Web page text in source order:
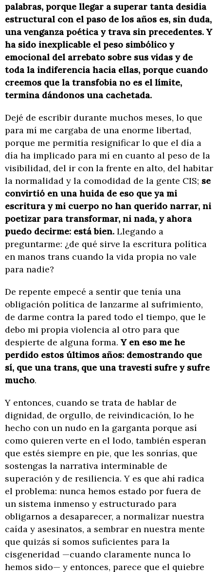
palabras, porque llegar a superar tanta desidia
estructural con el paso de los años es, sin duda,
una venganza poética y trava sin precedentes. Y
ha sido inexplicable el peso simbólico y
emocional del arrebato sobre sus vidas y de
toda la indiferencia hacia ellas, porque cuando
creemos que la transfobia no es el límite,
termina dándonos una cachetada.
Dejé de escribir durante muchos meses, lo que
para mí me cargaba de una enorme libertad,
porque me permitía resignificar lo que el día a
día ha implicado para mí en cuanto al peso de la
visibilidad, del ir con la frente en alto, del habitar
la normalidad y la comodidad de la gente CIS; se
convirtió en una huida de eso que ya mi
escritura y mi cuerpo no han querido narrar, ni
poetizar para transformar, ni nada, y ahora
puedo decirme: está bien. Llegando a
preguntarme: ¿de qué sirve la escritura política
en manos trans cuando la vida propia no vale
para nadie?
De repente empecé a sentir que tenía una
obligación política de lanzarme al sufrimiento,
de darme contra la pared todo el tiempo, que le
debo mi propia violencia al otro para que
despierte de alguna forma. Y en eso me he
perdido estos últimos años: demostrando que
sí, que una trans, que una travesti sufre y sufre
mucho.
Y entonces, cuando se trata de hablar de
dignidad, de orgullo, de reivindicación, lo he
hecho con un nudo en la garganta porque así
como quieren verte en el lodo, también esperan
que estés siempre en pie, que les sonrías, que
sostengas la narrativa interminable de
superación y de resiliencia. Y es que ahí radica
el problema: nunca hemos estado por fuera de
un sistema inmenso y estructurado para
obligarnos a desaparecer, a normalizar nuestra
caída y asesinatos, a sembrar en nuestra mente
que quizás sí somos suficientes para la
cisgeneridad —cuando claramente nunca lo
hemos sido— y entonces, parece que el quiebre